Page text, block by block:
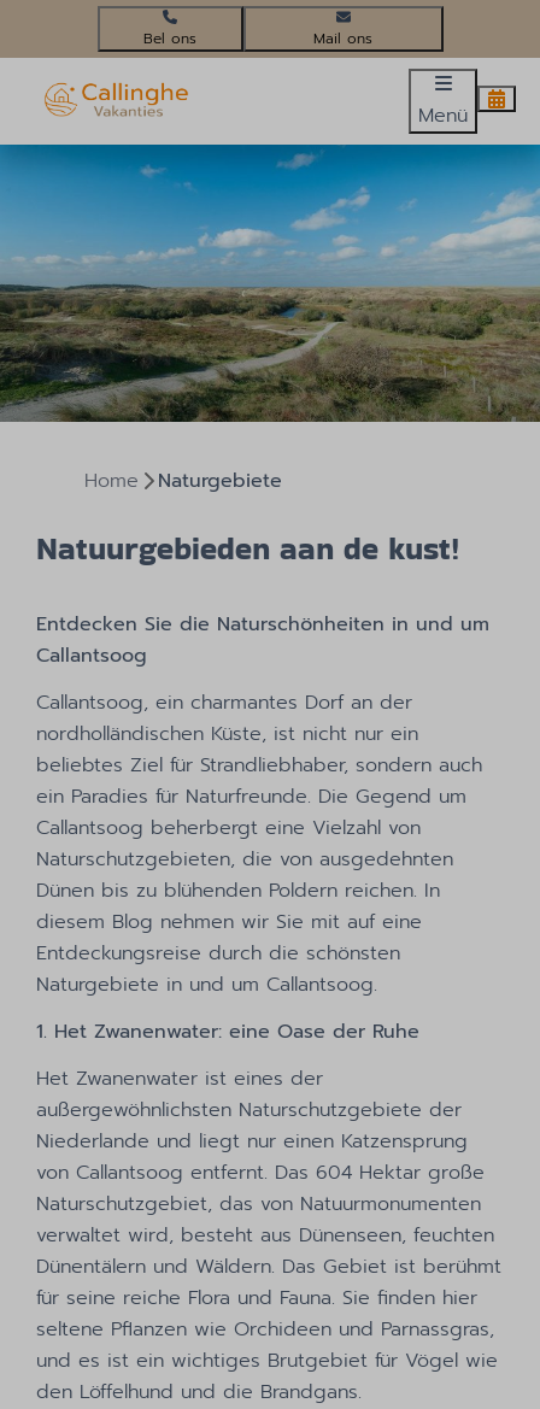
+31(0)224 58 3452 info@callinghevakanties.nl
Menü
Home Naturgebiete
Natuurgebieden aan de kust!
Entdecken Sie die Naturschönheiten in und um
Callantsoog
Callantsoog, ein charmantes Dorf an der
nordholländischen Küste, ist nicht nur ein
beliebtes Ziel für Strandliebhaber, sondern auch
ein Paradies für Naturfreunde. Die Gegend um
Callantsoog beherbergt eine Vielzahl von
Naturschutzgebieten, die von ausgedehnten
Dünen bis zu blühenden Poldern reichen. In
diesem Blog nehmen wir Sie mit auf eine
Entdeckungsreise durch die schönsten
Naturgebiete in und um Callantsoog.
1. Het Zwanenwater: eine Oase der Ruhe
Het Zwanenwater ist eines der
außergewöhnlichsten Naturschutzgebiete der
Niederlande und liegt nur einen Katzensprung
von Callantsoog entfernt. Das 604 Hektar große
Naturschutzgebiet, das von Natuurmonumenten
verwaltet wird, besteht aus Dünenseen, feuchten
Dünentälern und Wäldern. Das Gebiet ist berühmt
für seine reiche Flora und Fauna. Sie finden hier
seltene Pflanzen wie Orchideen und Parnassgras,
und es ist ein wichtiges Brutgebiet für Vögel wie
den Löffelhund und die Brandgans.